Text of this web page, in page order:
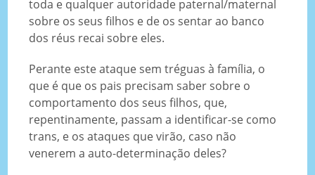
toda e qualquer autoridade paternal/maternal
sobre os seus filhos e de os sentar ao banco
dos réus recai sobre eles.
Perante este ataque sem tréguas à família, o
que é que os pais precisam saber sobre o
comportamento dos seus filhos, que,
repentinamente, passam a identificar-se como
trans, e os ataques que virão, caso não
venerem a auto-determinação deles?